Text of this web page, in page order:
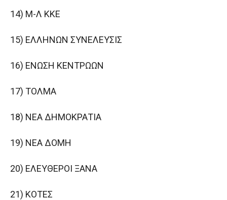
14) Μ-Λ ΚΚΕ
15) ΕΛΛΗΝΩΝ ΣΥΝΕΛΕΥΣΙΣ
16) ΕΝΩΣΗ ΚΕΝΤΡΩΩΝ
17) ΤΟΛΜΑ
18) ΝΕΑ ΔΗΜΟΚΡΑΤΙΑ
19) ΝΕΑ ΔΟΜΗ
20) ΕΛΕΥΘΕΡΟΙ ΞΑΝΑ
21) ΚΟΤΕΣ